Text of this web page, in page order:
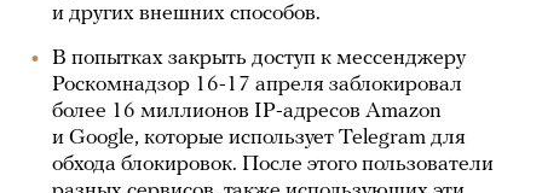
и других внешних способов.
В попытках закрыть доступ к мессенджеру
Роскомнадзор 16-17 апреля заблокировал
более 16 миллионов IP-адресов Amazon
и Google, которые использует Telegram для
обхода блокировок. После этого пользователи